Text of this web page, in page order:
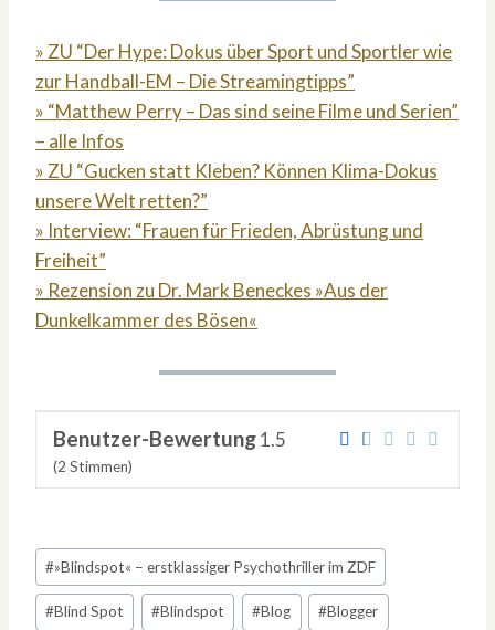
» ZU “Der Hype: Dokus über Sport und Sportler wie
zur Handball-EM – Die Streamingtipps”
» “Matthew Perry – Das sind seine Filme und Serien”
– alle Infos
» ZU “Gucken statt Kleben? Können Klima-Dokus
unsere Welt retten?”
» Interview: “Frauen für Frieden, Abrüstung und
Freiheit”
» Rezension zu Dr. Mark Beneckes »Aus der
Dunkelkammer des Bösen«
Benutzer-Bewertung1.5
(2 Stimmen)
Schlagworte:
#»Blindspot« – erstklassiger Psychothriller im ZDF
#Blind Spot #Blindspot #Blog #Blogger